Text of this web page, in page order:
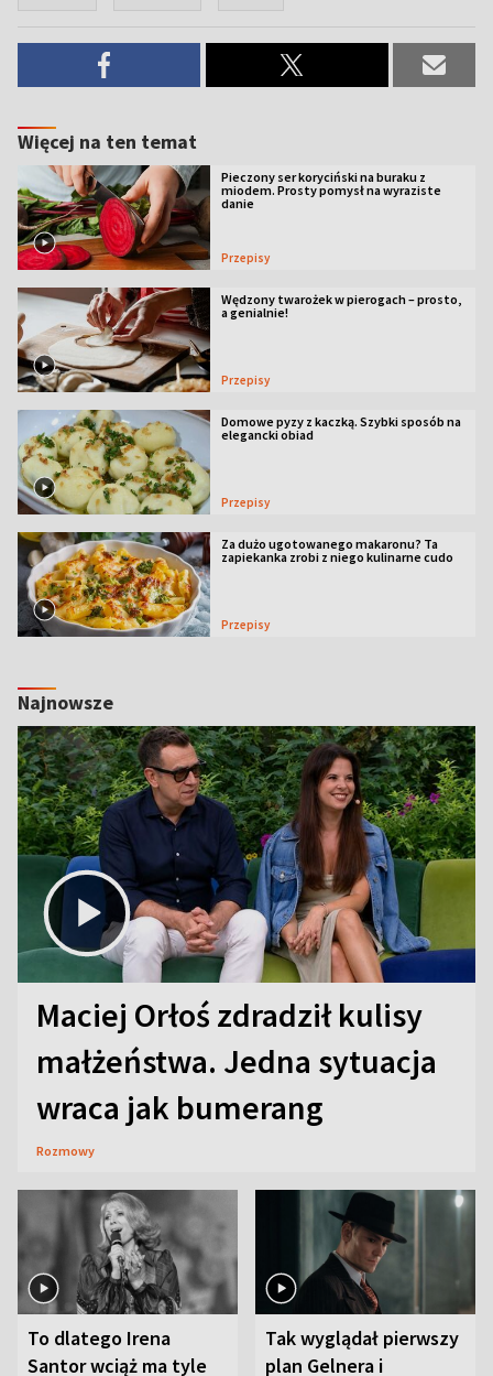
Więcej na ten temat
Pieczony ser koryciński na buraku z
miodem. Prosty pomysł na wyraziste
danie
Przepisy
Wędzony twarożek w pierogach – prosto,
a genialnie!
Przepisy
Domowe pyzy z kaczką. Szybki sposób na
elegancki obiad
Przepisy
Za dużo ugotowanego makaronu? Ta
zapiekanka zrobi z niego kulinarne cudo
Przepisy
Najnowsze
Maciej Orłoś zdradził kulisy
małżeństwa. Jedna sytuacja
wraca jak bumerang
Rozmowy
To dlatego Irena
Santor wciąż ma tyle
Tak wyglądał pierwszy
plan Gelnera i